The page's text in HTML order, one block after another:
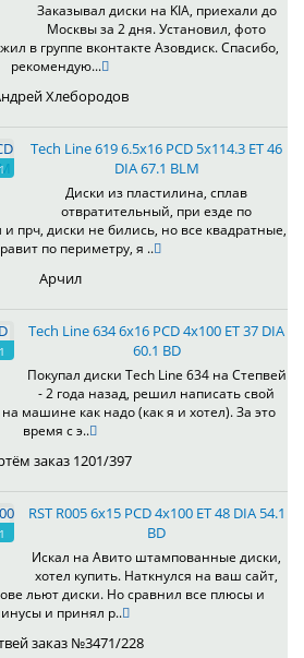
Заказывал диски на KIA, приехали до
Москвы за 2 дня. Установил, фото
в группе вконтакте Азовдиск. Спасибо,
рекомендую...
Хлебородов
Tech Line 619 6.5x16 PCD 5x114.3 ET 46
DIA 67.1 BLM
Диски из пластилина, сплав
отвратительный, при езде по
прч, диски не бились, но все квадратные,
по периметру, я ..
Арчил
Tech Line 634 6x16 PCD 4x100 ET 37 DIA
60.1 BD
Покупал диски Tech Line 634 на Степвей
- 2 года назад, решил написать свой
машине как надо (как я и хотел). За это
время с э..
заказ 1201/397
RST R005 6x15 PCD 4x100 ET 48 DIA 54.1
BD
Искал на Авито штампованные диски,
хотел купить. Наткнулся на ваш сайт,
льют диски. Но сравнил все плюсы и
и принял р..
заказ №3471/228